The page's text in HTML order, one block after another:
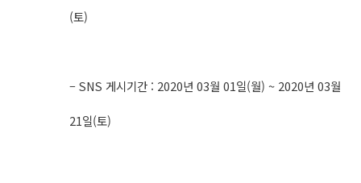
(토)
– SNS 게시기간 : 2020년 03월 01일(월) ~ 2020년 03월
21일(토)